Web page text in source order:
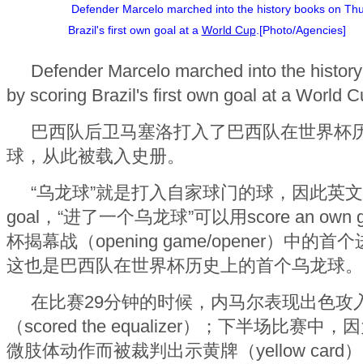
Defender Marcelo marched into the history books on
Brazil's first own goal at a World Cup.[Photo/Agencies]
Defender Marcelo marched into the
by scoring Brazil's first own goal at a World
巴西队后卫马塞洛打入了巴西队在世界杯
球，从此被载入史册。
“乌龙球”就是打入自家球门的球，因此英
goal，“进了一个乌龙球”可以用score an own
杯揭幕战（opening game/opener）中的首
这也是巴西队在世界杯历史上的首个乌龙球。
在比赛29分钟的时候，内马尔表现出色攻
（scored the equalizer）；下半场比赛中，
微肢体动作而被裁判出示黄牌（yellow card